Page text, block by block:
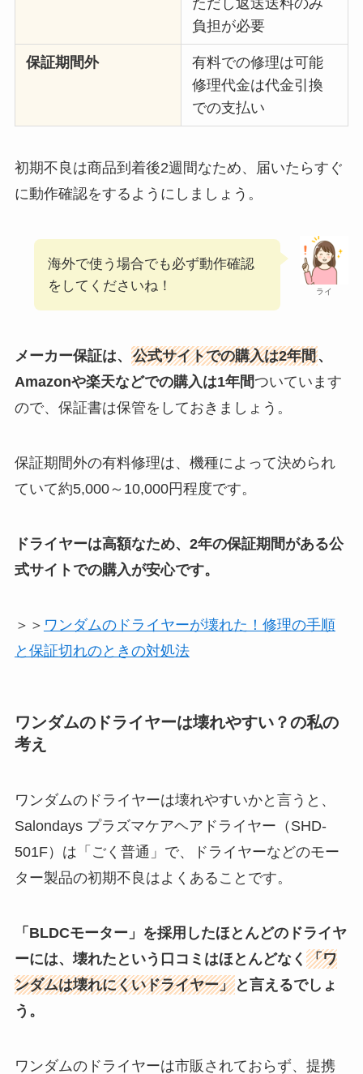
負担が必要
保証期間外
有料での修理は可能
修理代金は代金引換
での支払い
初期不良は商品到着後2週間なため、届いたらすぐ
に動作確認をするようにしましょう。
ライ
海外で使う場合でも必ず動作確認
をしてくださいね！
メーカー保証は、 公式サイトでの購入は2年間、
Amazonや楽天などでの購入は1年間ついています
ので、保証書は保管をしておきましょう。
保証期間外の有料修理は、機種によって決められ
ていて約5,000～10,000円程度です。
ドライヤーは高額なため、2年の保証期間がある公
式サイトでの購入が安心です。
＞＞ ワンダムのドライヤーが壊れた！修理の手順
と保証切れのときの対処法
ワンダムのドライヤーは壊れやすい？の私の
考え
ワンダムのドライヤーは壊れやすいかと言うと、
Salondays プラズマケアヘアドライヤー（SHD-
501F）は「ごく普通」で、ドライヤーなどのモー
ター製品の初期不良はよくあることです。
「BLDCモーター」を採用したほとんどのドライヤ
ーには、壊れたという口コミはほとんどなく 「ワ
ンダムは壊れにくいドライヤー」と言えるでしょ
う。
ワンダムのドライヤーは市販されておらず、提携